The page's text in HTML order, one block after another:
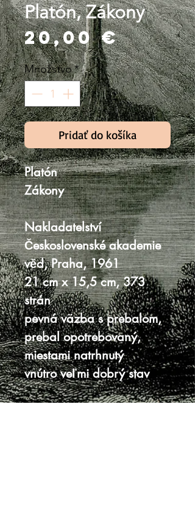
Platón, Zákony
20,00 €Price
Množstvo*
Pridať do košíka
Platón
Zákony
Nakladatelství
Československé akademie
věd, Praha, 1961
21 cm x 15,5 cm, 373
strán
pevná väzba s prebalom,
prebal opotrebovaný,
miestami natrhnutý
vnútro veľmi dobrý stav